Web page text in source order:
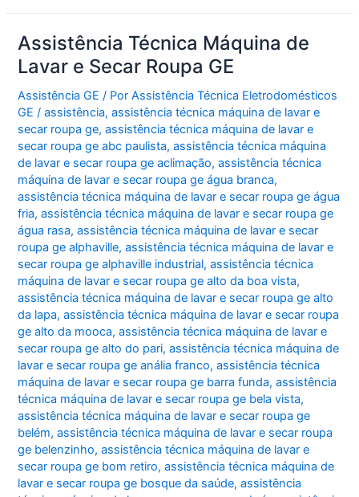
GE
Itaberaba
Assistência Técnica Máquina de
Lavar e Secar Roupa GE
Assistência GE / PorAssistência Técnica Eletrodomésticos
GE /assistência,assistência técnica máquina de lavar e
secar roupa ge,assistência técnica máquina de lavar e
secar roupa ge abc paulista,assistência técnica máquina
de lavar e secar roupa ge aclimação,assistência técnica
máquina de lavar e secar roupa ge água branca,
assistência técnica máquina de lavar e secar roupa ge água
fria,assistência técnica máquina de lavar e secar roupa ge
água rasa,assistência técnica máquina de lavar e secar
roupa ge alphaville,assistência técnica máquina de lavar e
secar roupa ge alphaville industrial,assistência técnica
máquina de lavar e secar roupa ge alto da boa vista,
assistência técnica máquina de lavar e secar roupa ge alto
da lapa,assistência técnica máquina de lavar e secar roupa
ge alto da mooca,assistência técnica máquina de lavar e
secar roupa ge alto do pari,assistência técnica máquina de
lavar e secar roupa ge anália franco,assistência técnica
máquina de lavar e secar roupa ge barra funda,assistência
técnica máquina de lavar e secar roupa ge bela vista,
assistência técnica máquina de lavar e secar roupa ge
belém,assistência técnica máquina de lavar e secar roupa
ge belenzinho,assistência técnica máquina de lavar e
secar roupa ge bom retiro,assistência técnica máquina de
lavar e secar roupa ge bosque da saúde,assistência